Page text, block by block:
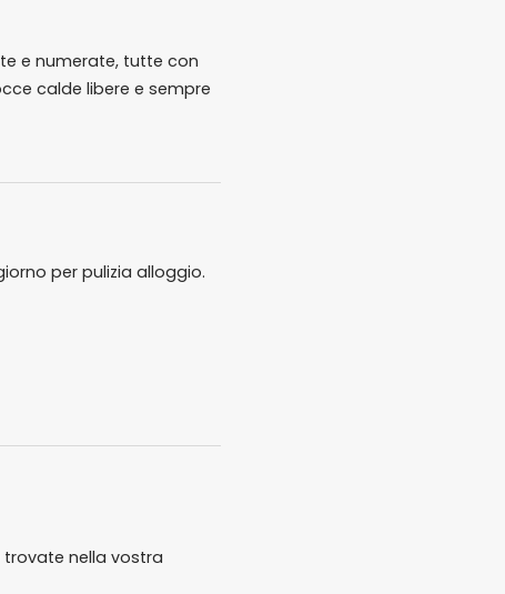
e numerate, tutte con
calde libere e sempre
per pulizia alloggio.
nella vostra